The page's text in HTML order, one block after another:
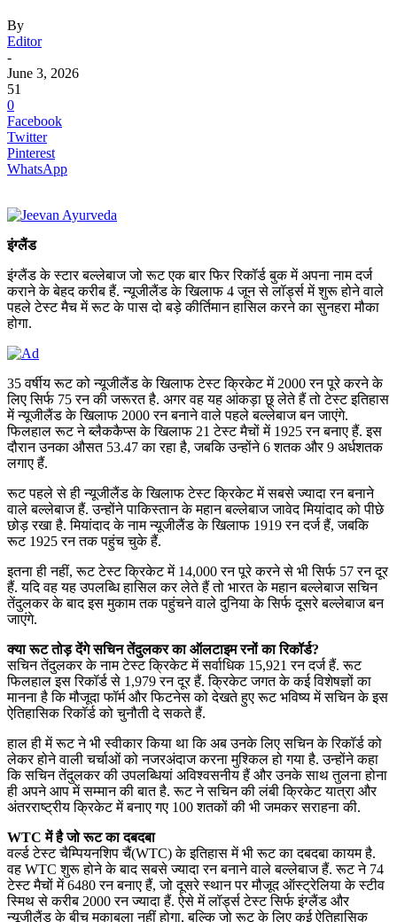
By
Editor
-
June 3, 2026
51
0
Facebook
Twitter
Pinterest
WhatsApp
इंग्लैंड
इंग्लैंड के स्टार बल्लेबाज जो रूट एक बार फिर रिकॉर्ड बुक में अपना नाम दर्ज
कराने के बेहद करीब हैं. न्यूजीलैंड के खिलाफ 4 जून से लॉर्ड्स में शुरू होने वाले
पहले टेस्ट मैच में रूट के पास दो बड़े कीर्तिमान हासिल करने का सुनहरा मौका
होगा.
35 वर्षीय रूट को न्यूजीलैंड के खिलाफ टेस्ट क्रिकेट में 2000 रन पूरे करने के
लिए सिर्फ 75 रन की जरूरत है. अगर वह यह आंकड़ा छू लेते हैं तो टेस्ट इतिहास
में न्यूजीलैंड के खिलाफ 2000 रन बनाने वाले पहले बल्लेबाज बन जाएंगे.
फिलहाल रूट ने ब्लैककैप्स के खिलाफ 21 टेस्ट मैचों में 1925 रन बनाए हैं. इस
दौरान उनका औसत 53.47 का रहा है, जबकि उन्होंने 6 शतक और 9 अर्धशतक
लगाए हैं.
रूट पहले से ही न्यूजीलैंड के खिलाफ टेस्ट क्रिकेट में सबसे ज्यादा रन बनाने
वाले बल्लेबाज हैं. उन्होंने पाकिस्तान के महान बल्लेबाज जावेद मियांदाद को पीछे
छोड़ रखा है. मियांदाद के नाम न्यूजीलैंड के खिलाफ 1919 रन दर्ज हैं, जबकि
रूट 1925 रन तक पहुंच चुके हैं.
इतना ही नहीं, रूट टेस्ट क्रिकेट में 14,000 रन पूरे करने से भी सिर्फ 57 रन दूर
हैं. यदि वह यह उपलब्धि हासिल कर लेते हैं तो भारत के महान बल्लेबाज सचिन
तेंदुलकर के बाद इस मुकाम तक पहुंचने वाले दुनिया के सिर्फ दूसरे बल्लेबाज बन
जाएंगे.
क्या रूट तोड़ देंगे सच‍िन तेंदुलकर का ऑलटाइम रनों का र‍िकॉर्ड?
सचिन तेंदुलकर के नाम टेस्ट क्रिकेट में सर्वाधिक 15,921 रन दर्ज हैं. रूट
फिलहाल इस रिकॉर्ड से 1,979 रन दूर हैं. क्रिकेट जगत के कई विशेषज्ञों का
मानना है कि मौजूदा फॉर्म और फिटनेस को देखते हुए रूट भविष्य में सचिन के इस
ऐतिहासिक रिकॉर्ड को चुनौती दे सकते हैं.
हाल ही में रूट ने भी स्वीकार किया था कि अब उनके लिए सचिन के रिकॉर्ड को
लेकर होने वाली चर्चाओं को नजरअंदाज करना मुश्किल हो गया है. उन्होंने कहा
कि सचिन तेंदुलकर की उपलब्धियां अविश्वसनीय हैं और उनके साथ तुलना होना
ही अपने आप में सम्मान की बात है. रूट ने सचिन की लंबी क्रिकेट यात्रा और
अंतरराष्ट्रीय क्रिकेट में बनाए गए 100 शतकों की भी जमकर सराहना की.
WTC में है जो रूट का दबदबा
वर्ल्ड टेस्ट चैम्प‍ियनश‍िप चैं(WTC) के इतिहास में भी रूट का दबदबा कायम है.
वह WTC शुरू होने के बाद सबसे ज्यादा रन बनाने वाले बल्लेबाज हैं. रूट ने 74
टेस्ट मैचों में 6480 रन बनाए हैं, जो दूसरे स्थान पर मौजूद ऑस्ट्रेलिया के स्टीव
स्मिथ से करीब 2000 रन ज्यादा हैं. ऐसे में लॉर्ड्स टेस्ट सिर्फ इंग्लैंड और
न्यूजीलैंड के बीच मुकाबला नहीं होगा, बल्कि जो रूट के लिए कई ऐतिहासिक